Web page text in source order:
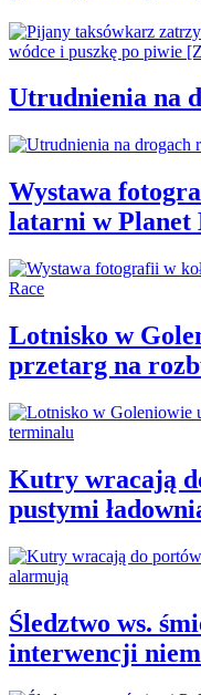
Utrudnienia na
Wystawa
latarni w Planet
Lotnisko w
przetarg na
Kutry wracają
pustymi
Śledztwo ws.
interwencji